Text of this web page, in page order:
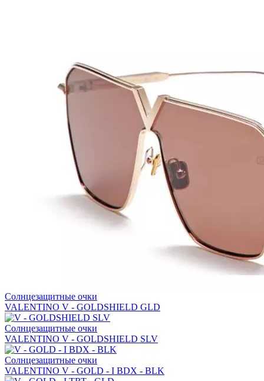
Солнцезащитные очки
VALENTINO V - GOLDSHIELD GLD
Солнцезащитные очки
VALENTINO V - GOLDSHIELD SLV
Солнцезащитные очки
VALENTINO V - GOLD - I BDX - BLK